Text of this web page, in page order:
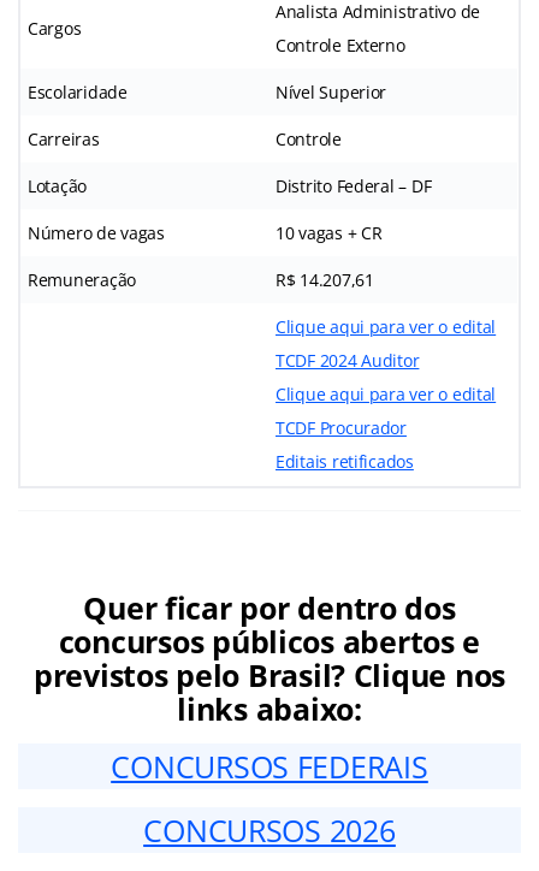
Cargos
Analista Administrativo de
Controle Externo
Escolaridade Nível Superior
Carreiras Controle
Lotação Distrito Federal – DF
Número de vagas 10 vagas + CR
Remuneração R$ 14.207,61
Clique aqui para ver o edital
TCDF 2024 Auditor
Clique aqui para ver o edital
TCDF Procurador
Editais retificados
Quer ficar por dentro dos
concursos públicos abertos e
previstos pelo Brasil? Clique nos
links abaixo:
CONCURSOS FEDERAIS
CONCURSOS 2026